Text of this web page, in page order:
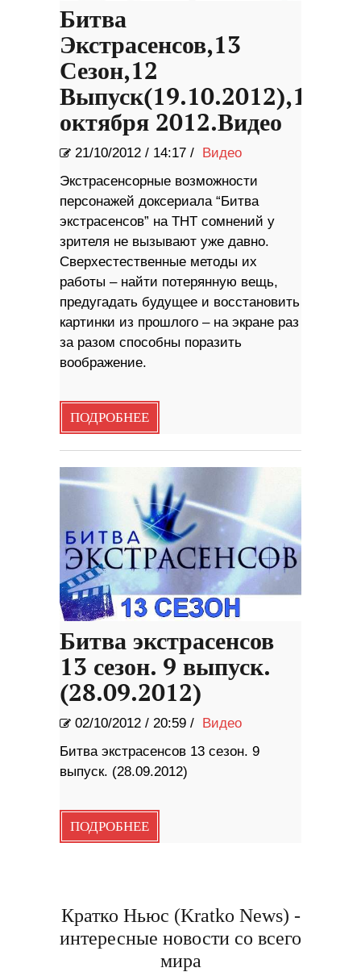
Битва
Экстрасенсов,13
Сезон,12
Выпуск(19.10.2012),19
октября 2012.Видео
21/10/2012 / 14:17 / Видео
Экстрасенсорные возможности
персонажей доксериала “Битва
экстрасенсов” на ТНТ сомнений у
зрителя не вызывают уже давно.
Сверхестественные методы их
работы – найти потерянную вещь,
предугадать будущее и восстановить
картинки из прошлого – на экране раз
за разом способны поразить
воображение.
ПОДРОБНЕЕ
Битва экстрасенсов
13 сезон. 9 выпуск.
(28.09.2012)
02/10/2012 / 20:59 /
Видео
Битва экстрасенсов 13 сезон. 9
выпуск. (28.09.2012)
ПОДРОБНЕЕ
Кратко Ньюс (Kratko News) -
интересные новости со всего
мира